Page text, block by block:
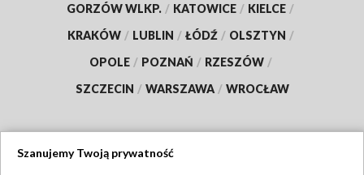
GORZÓW WLKP. / KATOWICE / KIELCE /
KRAKÓW / LUBLIN / ŁÓDŹ / OLSZTYN /
OPOLE / POZNAŃ / RZESZÓW /
SZCZECIN / WARSZAWA / WROCŁAW
Szanujemy Twoją prywatność